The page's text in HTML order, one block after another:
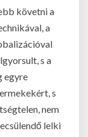
követni a
a
s a
egyre
s
nem
lelki